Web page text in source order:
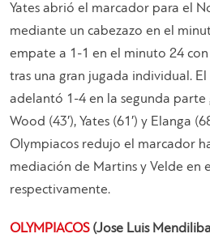
Yates abrió el marcador para el
mediante un cabezazo en el
empate a 1-1 en el minuto 24
tras una gran jugada individual.
adelantó 1-4 en la segunda parte
Wood (43′), Yates (61′) y Elanga
Olympiacos redujo el marcador
mediación de Martins y Velde en el
respectivamente.
OLYMPIACOS(Jose Luis